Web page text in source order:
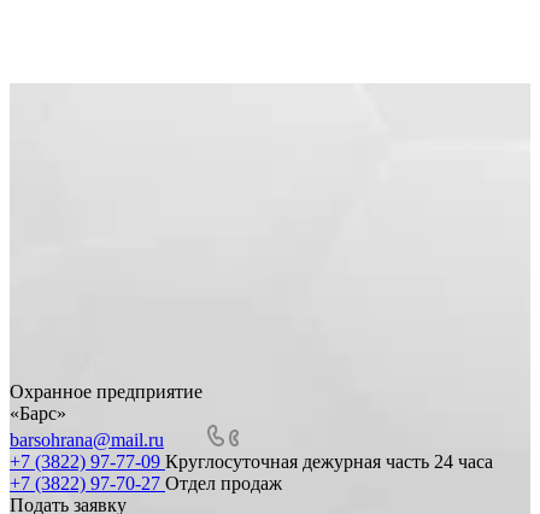
Охранное предприятие
«Барс»
barsohrana@mail.ru
+7 (3822) 97-77-09 Круглосуточная дежурная часть 24 часа
+7 (3822) 97-70-27 Отдел продаж
Подать заявку